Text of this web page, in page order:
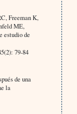
Freeman K,
ME,
estudio de
79-84
de una
la